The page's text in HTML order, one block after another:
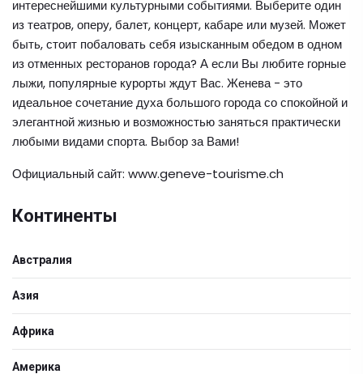
интереснейшими культурными событиями. Выберите один
из театров, оперу, балет, концерт, кабаре или музей. Может
быть, стоит побаловать себя изысканным обедом в одном
из отменных ресторанов города? А если Вы любите горные
лыжи, популярные курорты ждут Вас. Женева - это
идеальное сочетание духа большого города со спокойной и
элегантной жизнью и возможностью заняться практически
любыми видами спорта. Выбор за Вами!
Официальный сайт: www.geneve-tourisme.ch
Континенты
Австралия
Азия
Африка
Америка